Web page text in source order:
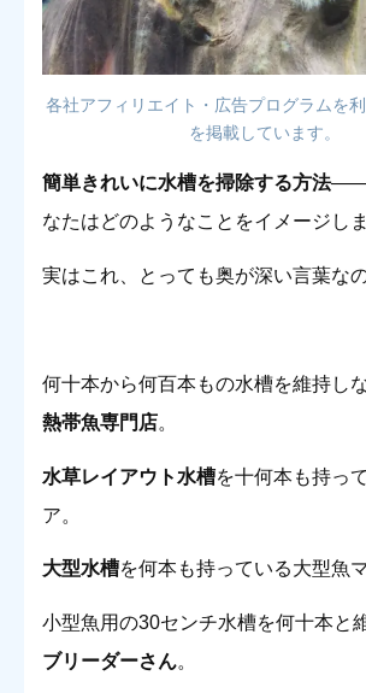
各社アフィリエイト・広告プログラムを
を掲載しています。
簡単きれいに水槽を掃除する方法――
なたはどのようなことをイメージし
実はこれ、とっても奥が深い言葉なの
何十本から何百本もの水槽を維持し
熱帯魚専門店。
水草レイアウト水槽を十何本も持っ
ア。
大型水槽を何本も持っている大型魚
小型魚用の30センチ水槽を何十本と
ブリーダーさん。